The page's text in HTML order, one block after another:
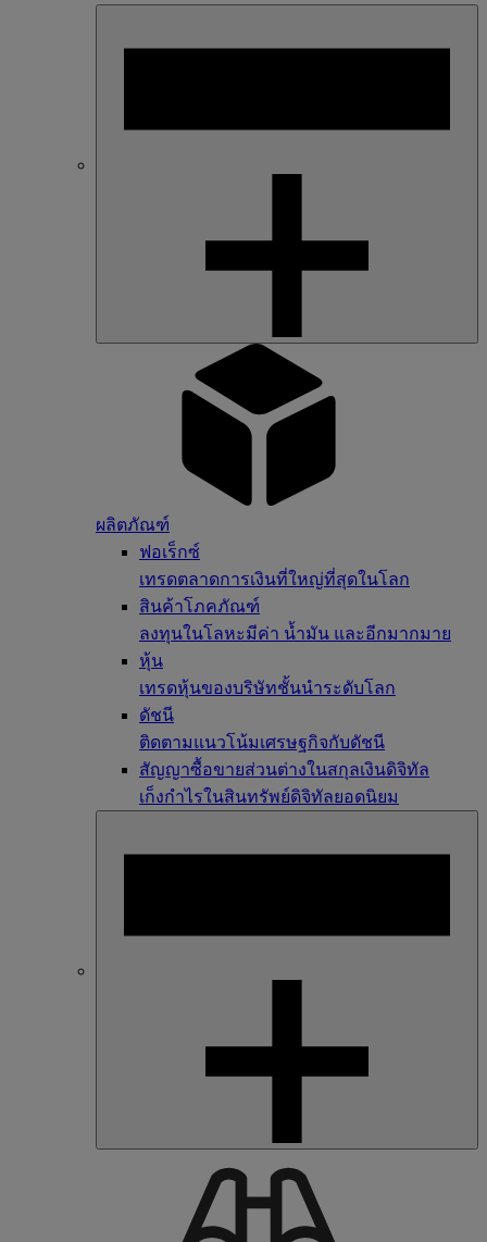
ผลิตภัณฑ์
ฟอเร็กซ์
เทรดตลาดการเงินที่ใหญ่ที่สุดในโลก
สินค้าโภคภัณฑ์
ลงทุนในโลหะมีค่า น้ำมัน และอีกมากมาย
หุ้น
เทรดหุ้นของบริษัทชั้นนำระดับโลก
ดัชนี
ติดตามแนวโน้มเศรษฐกิจกับดัชนี
สัญญาซื้อขายส่วนต่างในสกุลเงินดิจิทัล
เก็งกำไรในสินทรัพย์ดิจิทัลยอดนิยม